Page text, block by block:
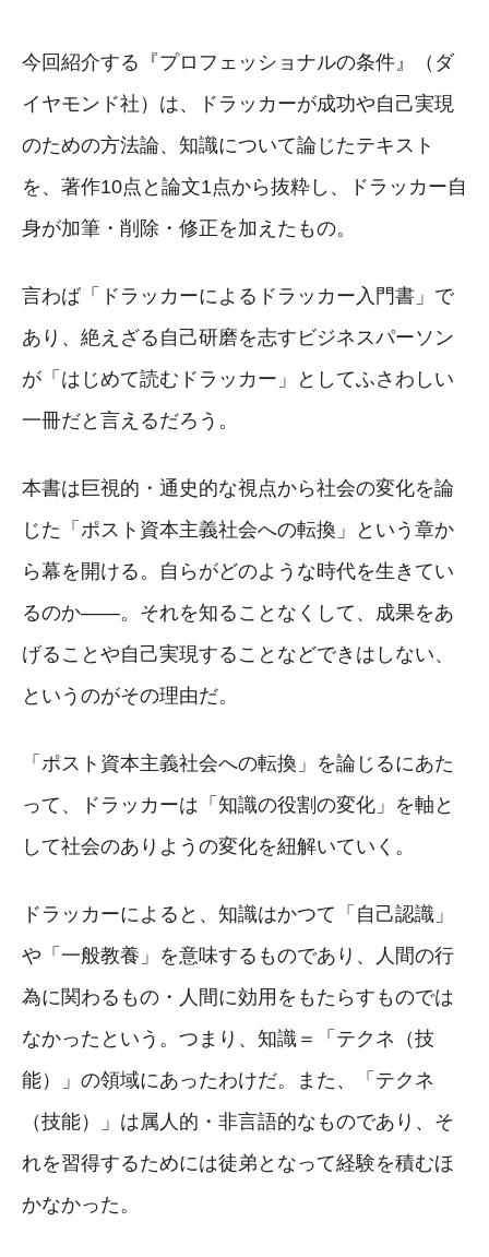
今回紹介する『プロフェッショナルの条件』（ダ
イヤモンド社）は、ドラッカーが成功や自己実現
のための方法論、知識について論じたテキスト
を、著作10点と論文1点から抜粋し、ドラッカー自
身が加筆・削除・修正を加えたもの。
言わば「ドラッカーによるドラッカー入門書」で
あり、絶えざる自己研磨を志すビジネスパーソン
が「はじめて読むドラッカー」としてふさわしい
一冊だと言えるだろう。
本書は巨視的・通史的な視点から社会の変化を論
じた「ポスト資本主義社会への転換」という章か
ら幕を開ける。自らがどのような時代を生きてい
るのか——。それを知ることなくして、成果をあ
げることや自己実現することなどできはしない、
というのがその理由だ。
「ポスト資本主義社会への転換」を論じるにあた
って、ドラッカーは「知識の役割の変化」を軸と
して社会のありようの変化を紐解いていく。
ドラッカーによると、知識はかつて「自己認識」
や「一般教養」を意味するものであり、人間の行
為に関わるもの・人間に効用をもたらすものでは
なかったという。つまり、知識＝「テクネ（技
能）」の領域にあったわけだ。また、「テクネ
（技能）」は属人的・非言語的なものであり、そ
れを習得するためには徒弟となって経験を積むほ
かなかった。